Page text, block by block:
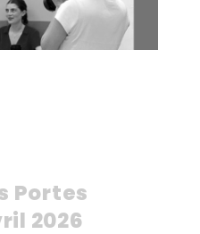
Portes
2026